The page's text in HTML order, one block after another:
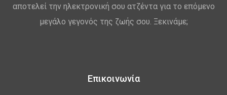
αποτελεί την ηλεκτρονική σου ατζέντα για το επόμενο
μεγάλο γεγονός της ζωής σου. Ξεκινάμε;
Επικοινωνία